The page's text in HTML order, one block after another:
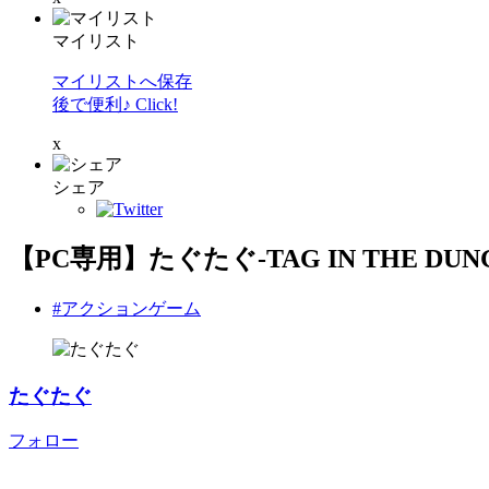
マイリスト
マイリストへ保存
後で便利♪ Click!
x
シェア
【PC専用】たぐたぐ-TAG IN THE
#アクションゲーム
たぐたぐ
フォロー